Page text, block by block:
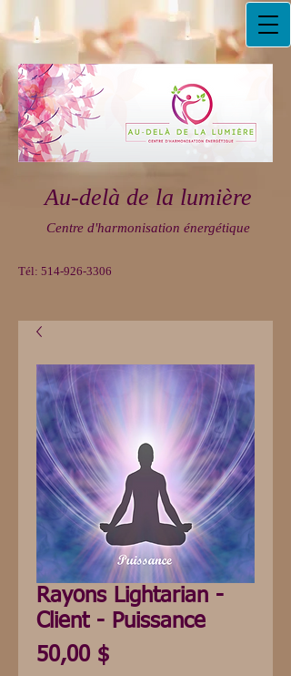
Au-delà de la lumière
Centre d'harmonisation énergétique
Tél: 514-926-3306
Rayons Lightarian -
Client - Puissance
50,00 $Prix